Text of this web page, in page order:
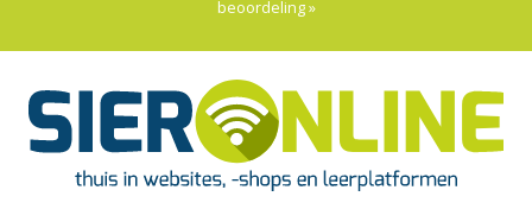
beoordeling »